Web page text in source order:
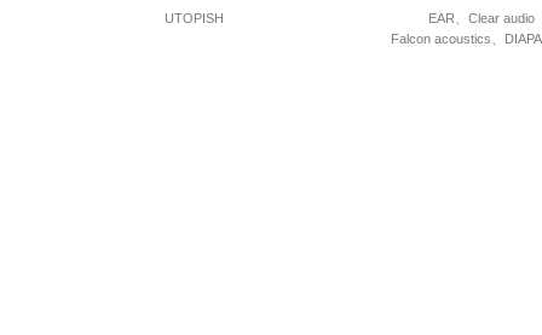
UTOPISH
EAR、Clear audio
Falcon acoustics、